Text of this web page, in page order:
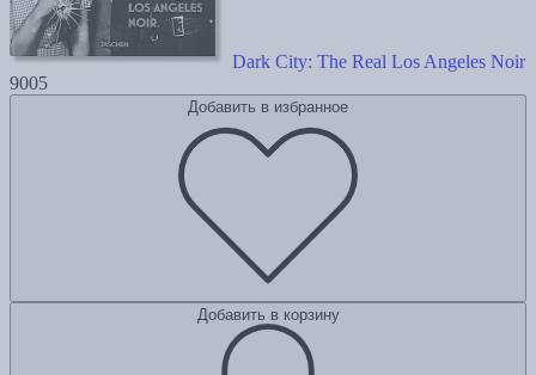
Dark City: The Real Los Angeles Noir
9005
Добавить в избранное
Добавить в корзину